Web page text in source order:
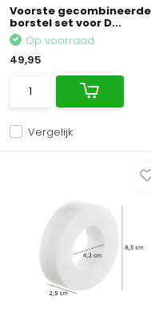
Voorste gecombineerde
borstel set voor D...
Vergelijk
Op voorraad
49,95